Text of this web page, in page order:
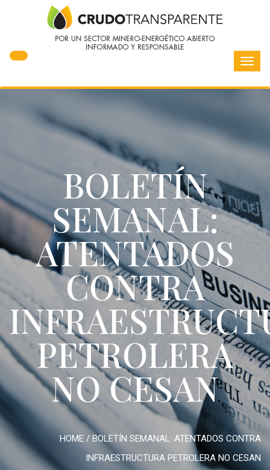
BOLETÍN
SEMANAL:
ATENTADOS
CONTRA
PETROLERA
NO CESAN
HOME / BOLETÍN SEMANAL: ATENTADOS CONTRA
INFRAESTRUCTURA PETROLERA NO CESAN